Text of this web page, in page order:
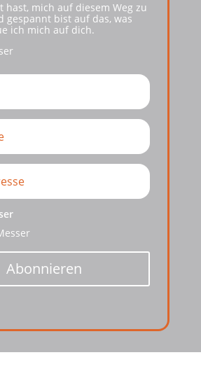
hast, mich auf diesem Weg zu
gespannt bist auf das, was
ich mich auf dich.
Abonnieren